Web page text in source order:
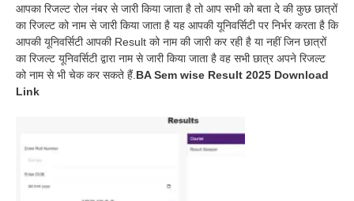
आपका रिजल्ट रोल नंबर से जारी किया जाता है तो आप सभी को बता दे की कुछ छात्रों
का रिजल्ट को नाम से जारी किया जाता है यह आपकी यूनिवर्सिटी पर निर्भर करता है कि
आपकी यूनिवर्सिटी आपकी Result को नाम की जारी कर रही है या नहीं जिन छात्रों
का रिजल्ट यूनिवर्सिटी द्वारा नाम से जारी किया जाता है वह सभी छात्र अपने रिजल्ट
को नाम से भी चेक कर सकते हैं.BA Sem wise Result 2025 Download
Link